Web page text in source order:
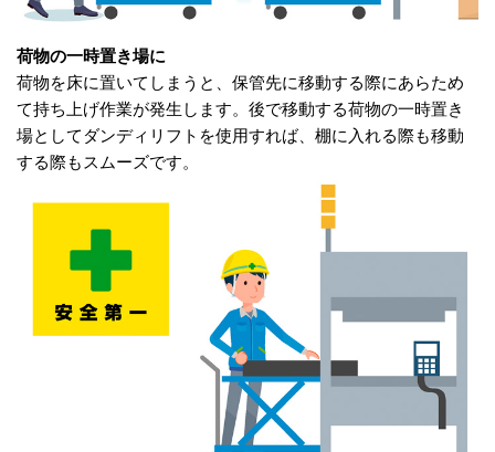
荷物の一時置き場に
荷物を床に置いてしまうと、保管先に移動する際にあらため
て持ち上げ作業が発生します。後で移動する荷物の一時置き
場としてダンディリフトを使用すれば、棚に入れる際も移動
する際もスムーズです。